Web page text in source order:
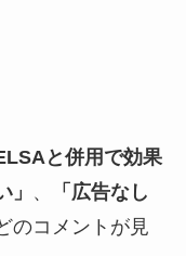
と併用で効果
」 、
「広告なし
のコメントが見